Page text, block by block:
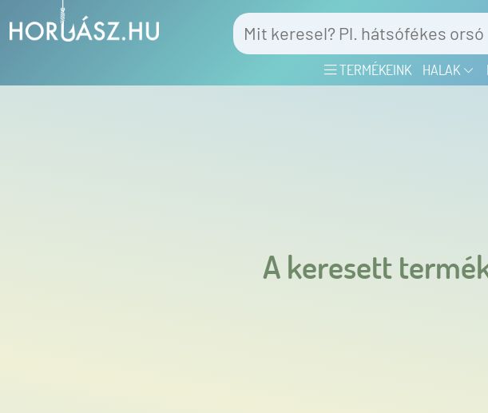
TERMÉKEINK HALAK
A keresett